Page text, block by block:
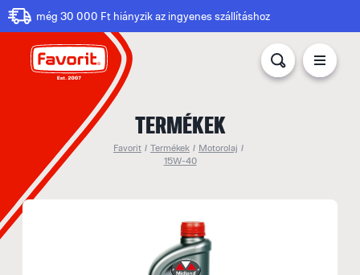
még 30 000 Ft hiányzik az ingyenes szállításhoz
TERMÉKEK
Favorit / Termékek / Motorolaj /
15W-40